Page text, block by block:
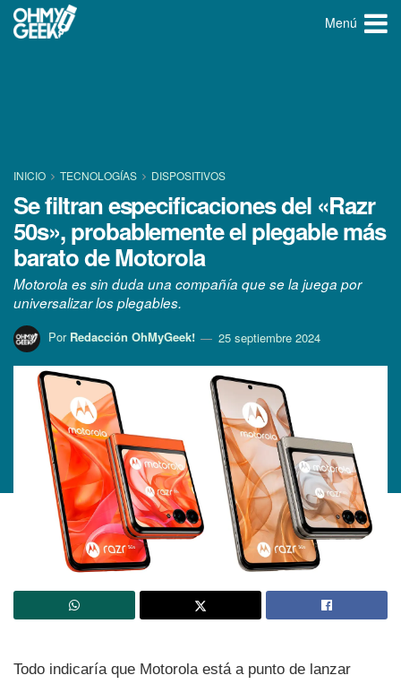
Menú
INICIO TECNOLOGÍ­AS DISPOSITIVOS
Se filtran especificaciones del «Razr
50s», probablemente el plegable más
barato de Motorola
Motorola es sin duda una compañía que se la juega por
universalizar los plegables.
Por Redacción OhMyGeek! 25 septiembre 2024
Todo indicaría que Motorola está a punto de lanzar